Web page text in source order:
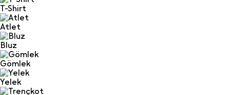
T-Shirt
Atlet
Bluz
Gömlek
Yelek